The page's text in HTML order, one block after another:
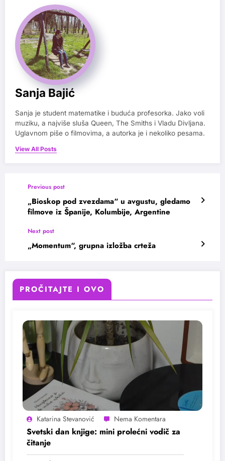
Sanja Bajić
Sanja je student matematike i buduća profesorka. Jako voli
muziku, a najviše sluša Queen, The Smiths i Vladu Divljana.
Uglavnom piše o filmovima, a autorka je i nekoliko pesama.
View All Posts
Previous post
„Bioskop pod zvezdama“ u avgustu, gledamo
filmove iz Španije, Kolumbije, Argentine
Next post
„Momentum“, grupna izložba crteža
PROČITAJTE I OVO
Katarina Stevanović
Svetski dan knjige: mini prolećni vodič za
čitanje